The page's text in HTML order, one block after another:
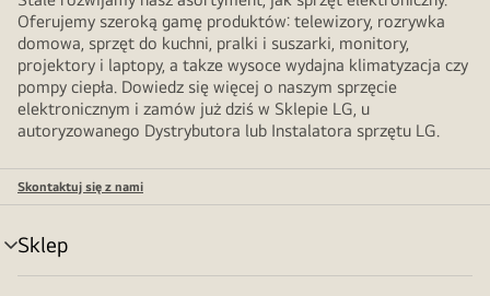
Oferujemy szeroką gamę produktów: telewizory, rozrywka
domowa, sprzęt do kuchni, pralki i suszarki, monitory,
projektory i laptopy, a takze wysoce wydajna klimatyzacja czy
pompy ciepła. Dowiedz się więcej o naszym sprzęcie
elektronicznym i zamów już dziś w Sklepie LG, u
autoryzowanego Dystrybutora lub Instalatora sprzętu LG.
Skontaktuj się z nami
Sklep
Przełącznik
menu